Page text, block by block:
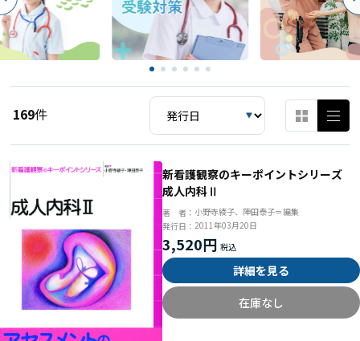
169件
新看護観察のキーポイントシリーズ
成人内科Ⅱ
著 者： 小野寺綾子、陣田泰子＝編集
発行日： 2011年03月20日
3,520円
詳細を見る
在庫なし